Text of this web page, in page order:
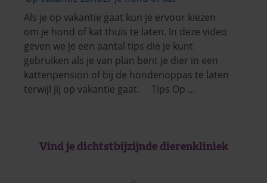
Als je op vakantie gaat kun je ervoor kiezen
om je hond of kat thuis te laten. In deze video
geven we je een aantal tips die je kunt
gebruiken als je van plan bent je dier in een
kattenpension of bij de hondenoppas te laten
terwijl jij op vakantie gaat. Tips Op …
Vind je dichtstbijzijnde dierenkliniek